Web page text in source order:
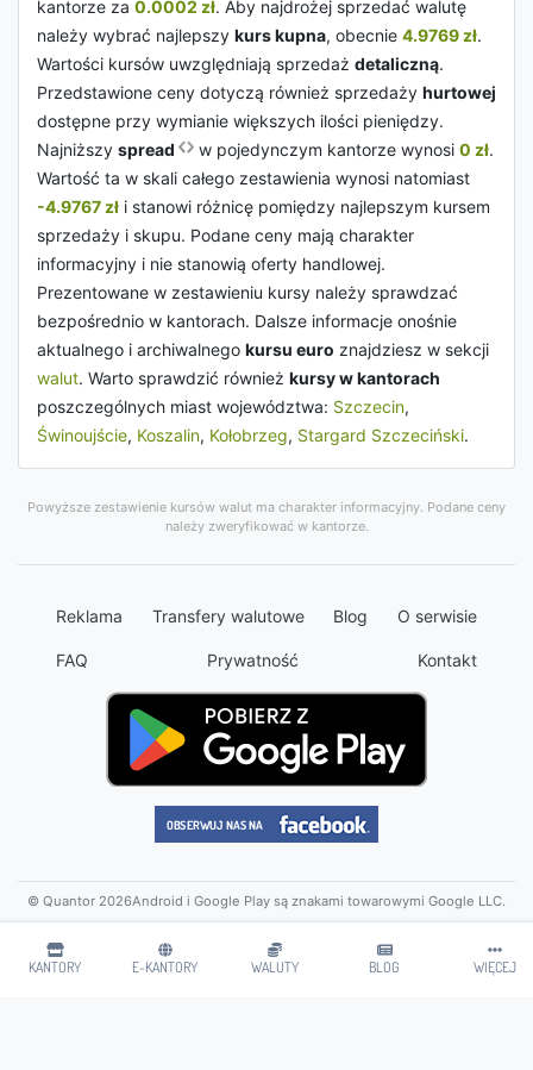
KANTORY E-KANTORY WALUTY BLOG WIĘCEJ
kantorze za 0.0002 zł. Aby najdrożej sprzedać walutę
należy wybrać najlepszy kurs kupna, obecnie 4.9769 zł.
Wartości kursów uwzględniają sprzedaż detaliczną.
Przedstawione ceny dotyczą również sprzedaży hurtowej
dostępne przy wymianie większych ilości pieniędzy.
Najniższy spread w pojedynczym kantorze wynosi 0 zł.
Wartość ta w skali całego zestawienia wynosi natomiast
-4.9767 zł i stanowi różnicę pomiędzy najlepszym kursem
sprzedaży i skupu. Podane ceny mają charakter
informacyjny i nie stanowią oferty handlowej.
Prezentowane w zestawieniu kursy należy sprawdzać
bezpośrednio w kantorach. Dalsze informacje onośnie
aktualnego i archiwalnego kursu euro znajdziesz w sekcji
walut. Warto sprawdzić również kursy w kantorach
poszczególnych miast województwa: Szczecin,
Świnoujście, Koszalin, Kołobrzeg, Stargard Szczeciński.
Powyższe zestawienie kursów walut ma charakter informacyjny. Podane ceny
należy zweryfikować w kantorze.
Reklama Transfery walutowe Blog O serwisie
FAQ Prywatność Kontakt
© Quantor 2026Android i Google Play są znakami towarowymi Google LLC.